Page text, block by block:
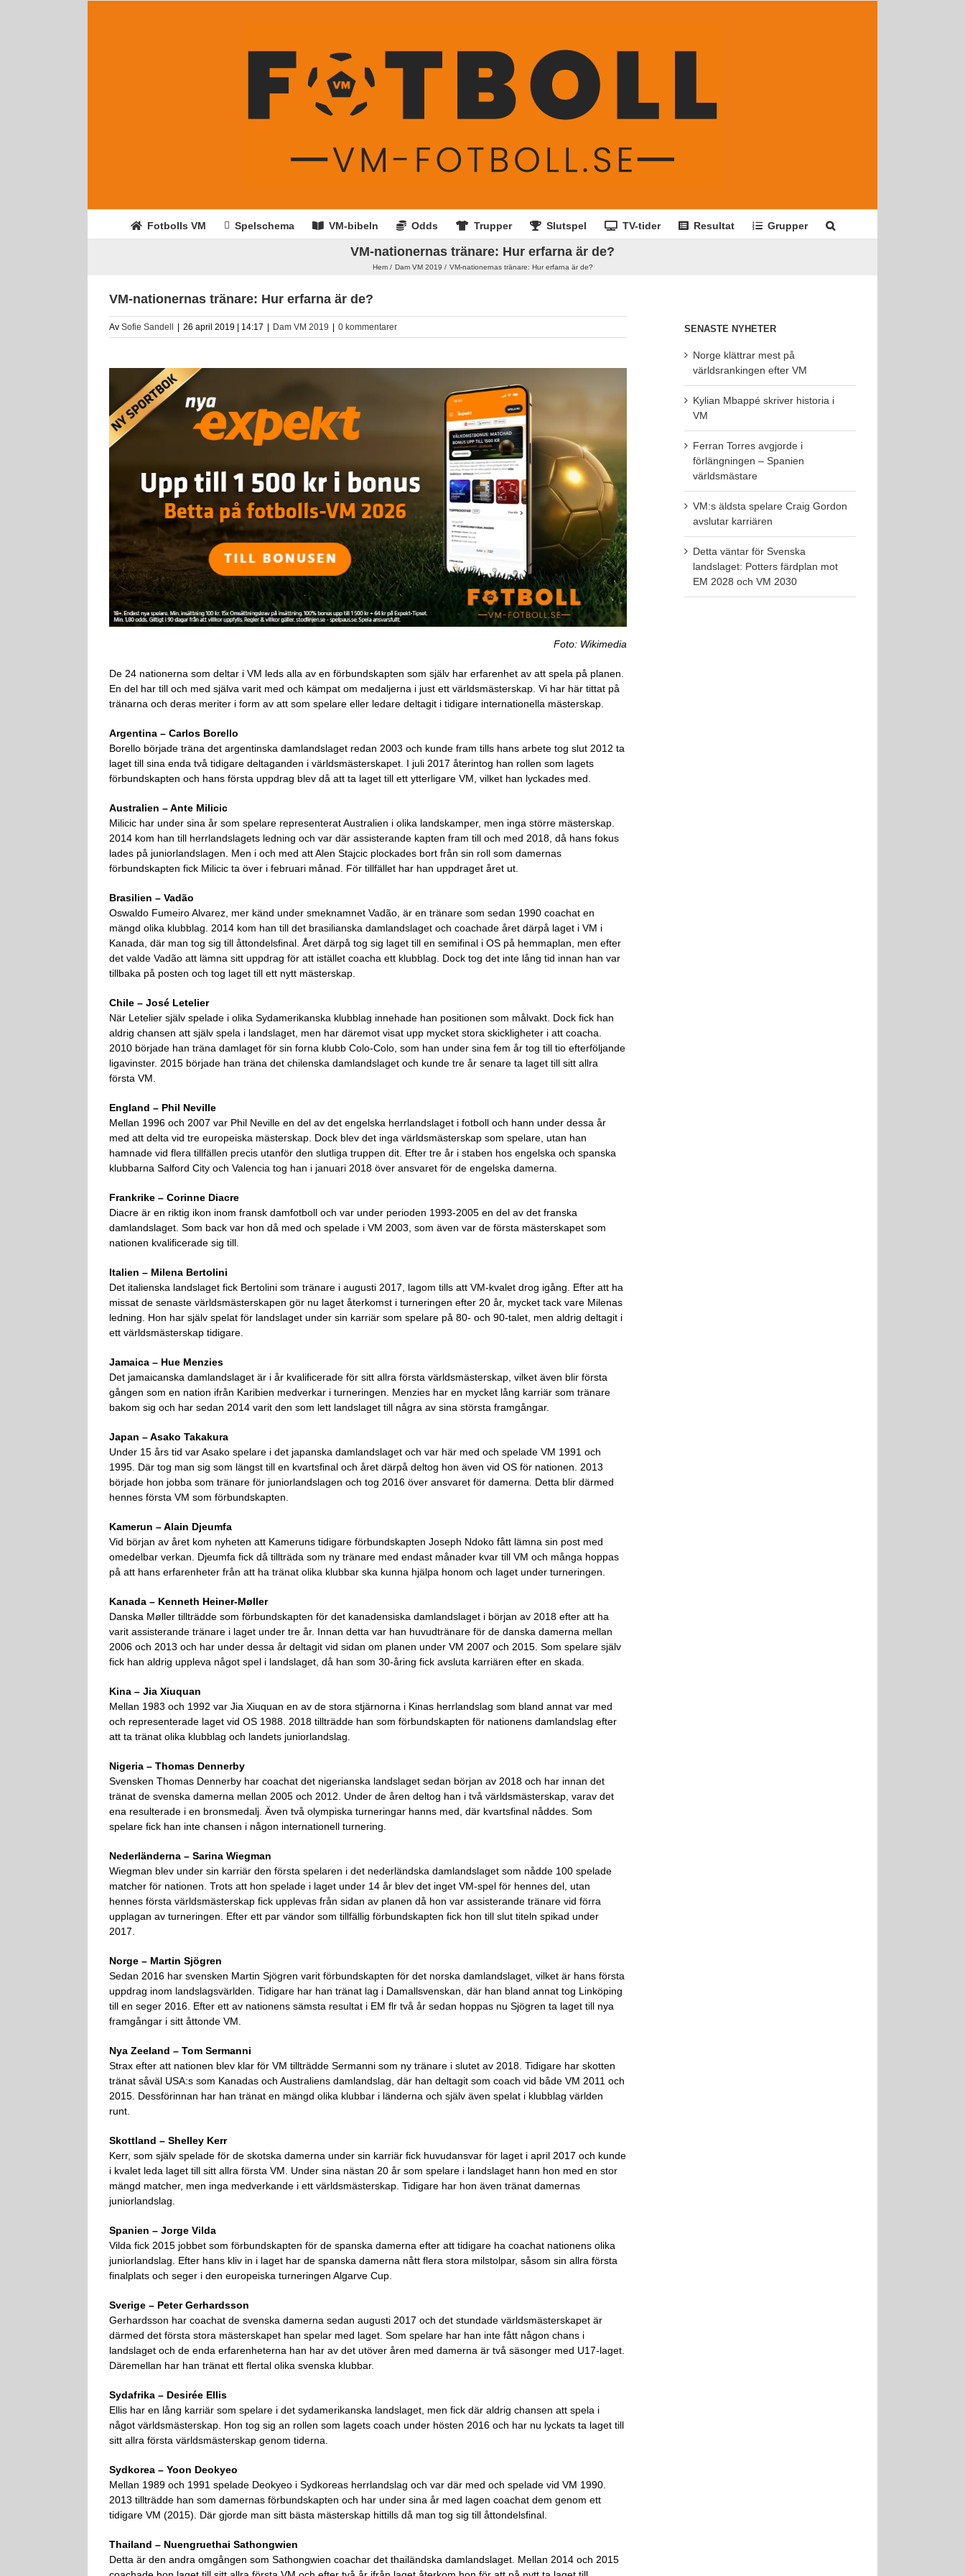
Fotbolls VM Spelschema VM-bibeln Odds Trupper Slutspel TV-tider Resultat Grupper
VM-nationernas tränare: Hur erfarna är de?
Hem Dam VM 2019 VM-nationernas tränare: Hur erfarna är de?
VM-nationernas tränare: Hur erfarna är de?
Av Sofie Sandell 26 april 2019 | 14:17 Dam VM 2019 0 kommentarer
Foto: Wikimedia
De 24 nationerna som deltar i VM leds alla av en förbundskapten som själv har erfarenhet av att spela på planen.
En del har till och med själva varit med och kämpat om medaljerna i just ett världsmästerskap. Vi har här tittat på
tränarna och deras meriter i form av att som spelare eller ledare deltagit i tidigare internationella mästerskap.
Argentina – Carlos Borello
Borello började träna det argentinska damlandslaget redan 2003 och kunde fram tills hans arbete tog slut 2012 ta
laget till sina enda två tidigare deltaganden i världsmästerskapet. I juli 2017 återintog han rollen som lagets
förbundskapten och hans första uppdrag blev då att ta laget till ett ytterligare VM, vilket han lyckades med.
Australien – Ante Milicic
Milicic har under sina år som spelare representerat Australien i olika landskamper, men inga större mästerskap.
2014 kom han till herrlandslagets ledning och var där assisterande kapten fram till och med 2018, då hans fokus
lades på juniorlandslagen. Men i och med att Alen Stajcic plockades bort från sin roll som damernas
förbundskapten fick Milicic ta över i februari månad. För tillfället har han uppdraget året ut.
Brasilien – Vadão
Oswaldo Fumeiro Alvarez, mer känd under smeknamnet Vadão, är en tränare som sedan 1990 coachat en
mängd olika klubblag. 2014 kom han till det brasilianska damlandslaget och coachade året därpå laget i VM i
Kanada, där man tog sig till åttondelsfinal. Året därpå tog sig laget till en semifinal i OS på hemmaplan, men efter
det valde Vadão att lämna sitt uppdrag för att istället coacha ett klubblag. Dock tog det inte lång tid innan han var
tillbaka på posten och tog laget till ett nytt mästerskap.
Chile – José Letelier
När Letelier själv spelade i olika Sydamerikanska klubblag innehade han positionen som målvakt. Dock fick han
aldrig chansen att själv spela i landslaget, men har däremot visat upp mycket stora skickligheter i att coacha.
2010 började han träna damlaget för sin forna klubb Colo-Colo, som han under sina fem år tog till tio efterföljande
ligavinster. 2015 började han träna det chilenska damlandslaget och kunde tre år senare ta laget till sitt allra
första VM.
England – Phil Neville
Mellan 1996 och 2007 var Phil Neville en del av det engelska herrlandslaget i fotboll och hann under dessa år
med att delta vid tre europeiska mästerskap. Dock blev det inga världsmästerskap som spelare, utan han
hamnade vid flera tillfällen precis utanför den slutliga truppen dit. Efter tre år i staben hos engelska och spanska
klubbarna Salford City och Valencia tog han i januari 2018 över ansvaret för de engelska damerna.
Frankrike – Corinne Diacre
Diacre är en riktig ikon inom fransk damfotboll och var under perioden 1993-2005 en del av det franska
damlandslaget. Som back var hon då med och spelade i VM 2003, som även var de första mästerskapet som
nationen kvalificerade sig till.
Italien – Milena Bertolini
Det italienska landslaget fick Bertolini som tränare i augusti 2017, lagom tills att VM-kvalet drog igång. Efter att ha
missat de senaste världsmästerskapen gör nu laget återkomst i turneringen efter 20 år, mycket tack vare Milenas
ledning. Hon har själv spelat för landslaget under sin karriär som spelare på 80- och 90-talet, men aldrig deltagit i
ett världsmästerskap tidigare.
Jamaica – Hue Menzies
Det jamaicanska damlandslaget är i år kvalificerade för sitt allra första världsmästerskap, vilket även blir första
gången som en nation ifrån Karibien medverkar i turneringen. Menzies har en mycket lång karriär som tränare
bakom sig och har sedan 2014 varit den som lett landslaget till några av sina största framgångar.
Japan – Asako Takakura
Under 15 års tid var Asako spelare i det japanska damlandslaget och var här med och spelade VM 1991 och
1995. Där tog man sig som längst till en kvartsfinal och året därpå deltog hon även vid OS för nationen. 2013
började hon jobba som tränare för juniorlandslagen och tog 2016 över ansvaret för damerna. Detta blir därmed
hennes första VM som förbundskapten.
Kamerun – Alain Djeumfa
Vid början av året kom nyheten att Kameruns tidigare förbundskapten Joseph Ndoko fått lämna sin post med
omedelbar verkan. Djeumfa fick då tillträda som ny tränare med endast månader kvar till VM och många hoppas
på att hans erfarenheter från att ha tränat olika klubbar ska kunna hjälpa honom och laget under turneringen.
Kanada – Kenneth Heiner-Møller
Danska Møller tillträdde som förbundskapten för det kanadensiska damlandslaget i början av 2018 efter att ha
varit assisterande tränare i laget under tre år. Innan detta var han huvudtränare för de danska damerna mellan
2006 och 2013 och har under dessa år deltagit vid sidan om planen under VM 2007 och 2015. Som spelare själv
fick han aldrig uppleva något spel i landslaget, då han som 30-åring fick avsluta karriären efter en skada.
Kina – Jia Xiuquan
Mellan 1983 och 1992 var Jia Xiuquan en av de stora stjärnorna i Kinas herrlandslag som bland annat var med
och representerade laget vid OS 1988. 2018 tillträdde han som förbundskapten för nationens damlandslag efter
att ta tränat olika klubblag och landets juniorlandslag.
Nigeria – Thomas Dennerby
Svensken Thomas Dennerby har coachat det nigerianska landslaget sedan början av 2018 och har innan det
tränat de svenska damerna mellan 2005 och 2012. Under de åren deltog han i två världsmästerskap, varav det
ena resulterade i en bronsmedalj. Även två olympiska turneringar hanns med, där kvartsfinal nåddes. Som
spelare fick han inte chansen i någon internationell turnering.
Nederländerna – Sarina Wiegman
Wiegman blev under sin karriär den första spelaren i det nederländska damlandslaget som nådde 100 spelade
matcher för nationen. Trots att hon spelade i laget under 14 år blev det inget VM-spel för hennes del, utan
hennes första världsmästerskap fick upplevas från sidan av planen då hon var assisterande tränare vid förra
upplagan av turneringen. Efter ett par vändor som tillfällig förbundskapten fick hon till slut titeln spikad under
2017.
Norge – Martin Sjögren
Sedan 2016 har svensken Martin Sjögren varit förbundskapten för det norska damlandslaget, vilket är hans första
uppdrag inom landslagsvärlden. Tidigare har han tränat lag i Damallsvenskan, där han bland annat tog Linköping
till en seger 2016. Efter ett av nationens sämsta resultat i EM flr två år sedan hoppas nu Sjögren ta laget till nya
framgångar i sitt åttonde VM.
Nya Zeeland – Tom Sermanni
Strax efter att nationen blev klar för VM tillträdde Sermanni som ny tränare i slutet av 2018. Tidigare har skotten
tränat såväl USA:s som Kanadas och Australiens damlandslag, där han deltagit som coach vid både VM 2011 och
2015. Dessförinnan har han tränat en mängd olika klubbar i länderna och själv även spelat i klubblag världen
runt.
Skottland – Shelley Kerr
Kerr, som själv spelade för de skotska damerna under sin karriär fick huvudansvar för laget i april 2017 och kunde
i kvalet leda laget till sitt allra första VM. Under sina nästan 20 år som spelare i landslaget hann hon med en stor
mängd matcher, men inga medverkande i ett världsmästerskap. Tidigare har hon även tränat damernas
juniorlandslag.
Spanien – Jorge Vilda
Vilda fick 2015 jobbet som förbundskapten för de spanska damerna efter att tidigare ha coachat nationens olika
juniorlandslag. Efter hans kliv in i laget har de spanska damerna nått flera stora milstolpar, såsom sin allra första
finalplats och seger i den europeiska turneringen Algarve Cup.
Sverige – Peter Gerhardsson
Gerhardsson har coachat de svenska damerna sedan augusti 2017 och det stundade världsmästerskapet är
därmed det första stora mästerskapet han spelar med laget. Som spelare har han inte fått någon chans i
landslaget och de enda erfarenheterna han har av det utöver åren med damerna är två säsonger med U17-laget.
Däremellan har han tränat ett flertal olika svenska klubbar.
Sydafrika – Desirée Ellis
Ellis har en lång karriär som spelare i det sydamerikanska landslaget, men fick där aldrig chansen att spela i
något världsmästerskap. Hon tog sig an rollen som lagets coach under hösten 2016 och har nu lyckats ta laget till
sitt allra första världsmästerskap genom tiderna.
Sydkorea – Yoon Deokyeo
Mellan 1989 och 1991 spelade Deokyeo i Sydkoreas herrlandslag och var där med och spelade vid VM 1990.
2013 tillträdde han som damernas förbundskapten och har under sina år med lagen coachat dem genom ett
tidigare VM (2015). Där gjorde man sitt bästa mästerskap hittills då man tog sig till åttondelsfinal.
Thailand – Nuengruethai Sathongwien
Detta är den andra omgången som Sathongwien coachar det thailändska damlandslaget. Mellan 2014 och 2015
SENASTE NYHETER
Norge klättrar mest på
världsrankingen efter VM
Kylian Mbappé skriver historia i
VM
Ferran Torres avgjorde i
förlängningen – Spanien
världsmästare
VM:s äldsta spelare Craig Gordon
avslutar karriären
Detta väntar för Svenska
landslaget: Potters färdplan mot
EM 2028 och VM 2030